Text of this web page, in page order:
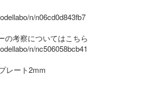
n/n06cd0d843fb7
の考察についてはこちら
n/nc506058bcb41
レート2mm